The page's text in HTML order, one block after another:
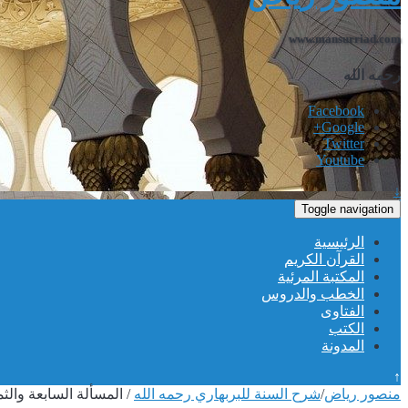
www.mansurriad.com
رحمه الله
Facebook
Google+
Twitter
Youtube
↓
Toggle navigation
الرئيسية
القرآن الكريم
المكتبة المرئية
الخطب والدروس
الفتاوى
الكتب
المدونة
↑
منصور رياض/شرح السنة للبربهاري رحمه الله / المسألة السابعة